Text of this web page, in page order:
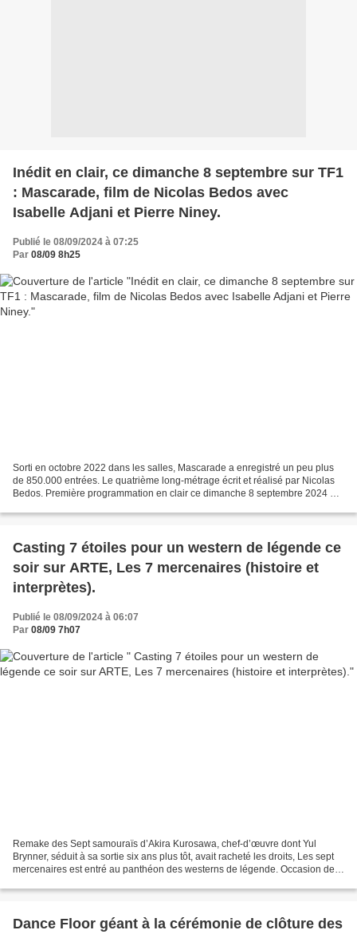
Inédit en clair, ce dimanche 8 septembre sur TF1
: Mascarade, film de Nicolas Bedos avec
Isabelle Adjani et Pierre Niney.
Publié le 08/09/2024 à 07:25
Par 08/09 8h25
Sorti en octobre 2022 dans les salles, Mascarade a enregistré un peu plus
de 850.000 entrées. Le quatrième long-métrage écrit et réalisé par Nicolas
Bedos. Première programmation en clair ce dimanche 8 septembre 2024 à
Casting 7 étoiles pour un western de légende ce
soir sur ARTE, Les 7 mercenaires (histoire et
interprètes).
Publié le 08/09/2024 à 06:07
Par 08/09 7h07
Remake des Sept samouraïs d’Akira Kurosawa, chef-d’œuvre dont Yul
Brynner, séduit à sa sortie six ans plus tôt, avait racheté les droits, Les sept
mercenaires est entré au panthéon des westerns de légende. Occasion de
Dance Floor géant à la cérémonie de clôture des